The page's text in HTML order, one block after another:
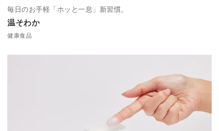
温そわか
毎日のお手軽「ホッと一息」新習慣。
健康食品